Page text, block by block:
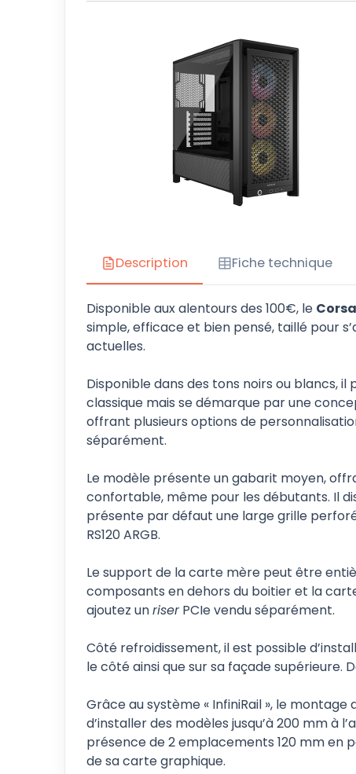
Description Fiche technique
Disponible aux alentours des 100€, le
simple, efficace et bien pensé, taillé pour
actuelles.
Disponible dans des tons noirs ou blancs,
classique mais se démarque par une
offrant plusieurs options de
séparément.
Le modèle présente un gabarit moyen,
confortable, même pour les débutants. Il
présente par défaut une large grille
RS120 ARGB.
Le support de la carte mère peut être
composants en dehors du boitier et la
ajoutez unriserPCIe vendu séparément.
Côté refroidissement, il est possible
le côté ainsi que sur sa façade supérieure.
Grâce au système « InfiniRail », le
d’installer des modèles jusqu’à 200 mm à
présence de 2 emplacements 120 mm en
de sa carte graphique.